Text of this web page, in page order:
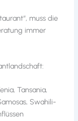
muss die
immer
Tansania,
Swahili-